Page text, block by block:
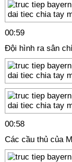
00:59
Đội hình ra sân
00:58
Các cầu thủ của